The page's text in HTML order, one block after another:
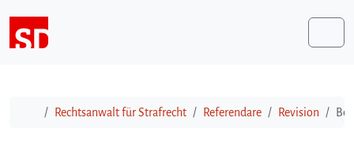
StartRechtsanwalt für Strafrecht Referendare Revision